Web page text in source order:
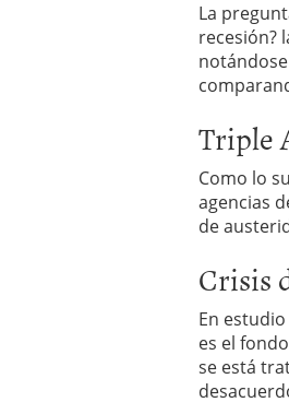
La
recesión?
Triple
Como lo
agencias
de
Crisis
En
es el
se está